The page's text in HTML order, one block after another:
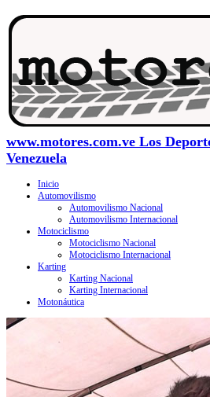
www.motores.com.ve Los
Venezuela
Inicio
Automovilismo
Automovilismo Nacional
Automovilismo Internacional
Motociclismo
Motociclismo Nacional
Motociclismo Internacional
Karting
Karting Nacional
Karting Internacional
Motonáutica